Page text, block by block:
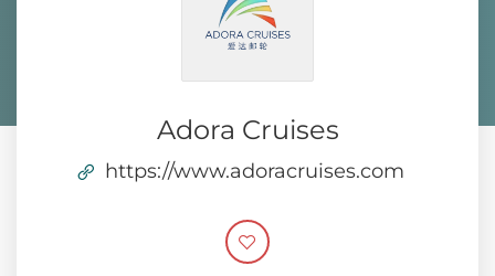
Adora Cruises
https://www.adoracruises.com